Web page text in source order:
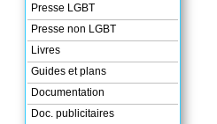
Presse LGBT
Presse non LGBT
Livres
Guides et plans
Documentation
Doc. publicitaires